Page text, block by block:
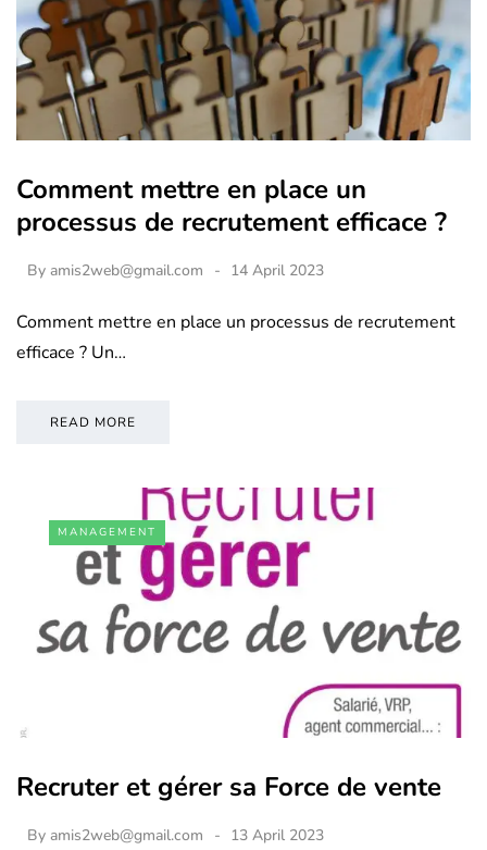
Comment mettre en place un
processus de recrutement efficace ?
By amis2web@gmail.com 14 April 2023
Comment mettre en place un processus de recrutement
efficace ? Un…
READ MORE
MANAGEMENT
Recruter et gérer sa Force de vente
By amis2web@gmail.com 13 April 2023